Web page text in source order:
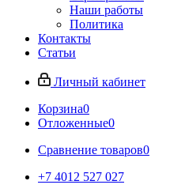
Наши работы
Политика
Контакты
Статьи
Личный кабинет
Корзина0
Отложенные0
Сравнение товаров0
+7 4012 527 027